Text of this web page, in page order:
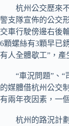
杭州公交歷來不
警支隊宣佈的公交
交車行駛傍邊右後
6顆螺絲有3顆早已
有人全體歇工”，產
“車況問題”、“
的媒體借杭州公交
有兩年夜因素，一
杭州的路況計劃